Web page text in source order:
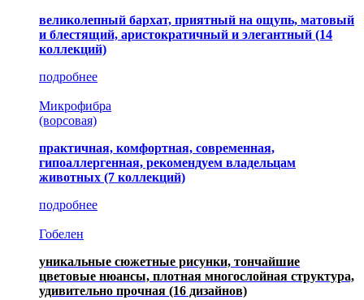
великолепный бархат, приятный на ощупь, матовый
и блестящий, аристократичный и элегантный (14
коллекций)
подробнее
Микрофибра
(ворсовая)
практичная, комфортная, современная,
гипоаллергенная, рекомендуем владельцам
животных (7 коллекций)
подробнее
Гобелен
уникальные сюжетные рисунки, тончайшие
цветовые нюансы, плотная многослойная структура,
удивительно прочная (16 дизайнов)